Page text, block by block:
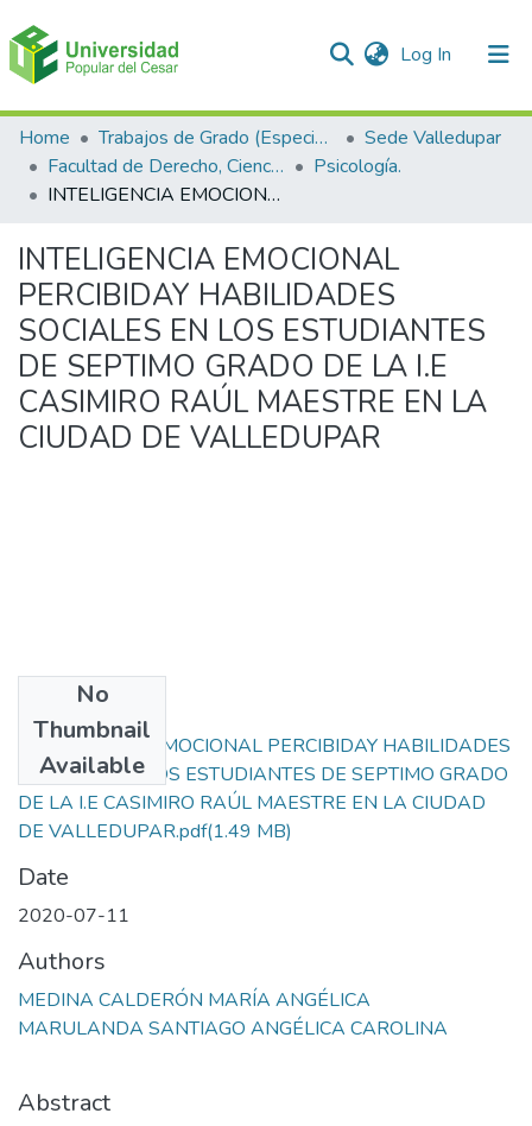
Log In (current)
Communities & Collections
All of DSpace
Home Trabajos de Grado (Especializaciones y Pregrados)
Sede Valledupar
Facultad de Derecho, Ciencias Políticas y Sociales.
Psicología.
INTELIGENCIA EMOCIONAL PERCIBIDAY HABILIDADES SOCIALES EN LOS ESTUDIANTES DE SEPTIMO GRADO DE LA I.E CASIMIRO RAÚL MAESTRE EN LA CIUDAD DE VALLEDUPAR
INTELIGENCIA EMOCIONAL
PERCIBIDAY HABILIDADES
SOCIALES EN LOS ESTUDIANTES
DE SEPTIMO GRADO DE LA I.E
CASIMIRO RAÚL MAESTRE EN LA
CIUDAD DE VALLEDUPAR
No
Thumbnail
Available
INTELIGENCIA EMOCIONAL PERCIBIDAY HABILIDADES
SOCIALES EN LOS ESTUDIANTES DE SEPTIMO GRADO
DE LA I.E CASIMIRO RAÚL MAESTRE EN LA CIUDAD
DE VALLEDUPAR.pdf(1.49 MB)
Date
2020-07-11
Authors
MEDINA CALDERÓN MARÍA ANGÉLICA
MARULANDA SANTIAGO ANGÉLICA CAROLINA
Abstract